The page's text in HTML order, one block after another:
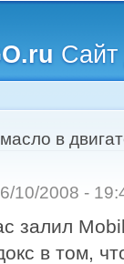
Сайт
в
10/2008 -
залил
в том,